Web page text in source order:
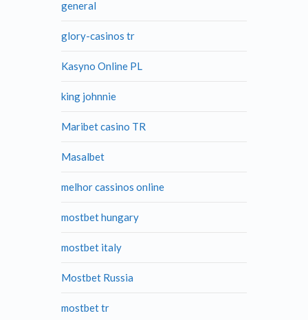
general
glory-casinos tr
Kasyno Online PL
king johnnie
Maribet casino TR
Masalbet
melhor cassinos online
mostbet hungary
mostbet italy
Mostbet Russia
mostbet tr